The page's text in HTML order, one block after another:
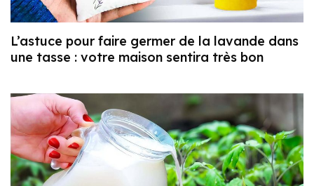
L’astuce pour faire germer de la lavande dans
une tasse : votre maison sentira très bon